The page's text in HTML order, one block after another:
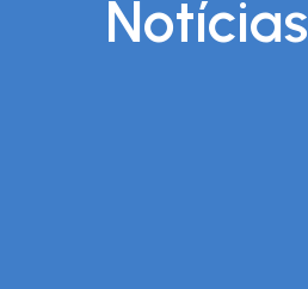
Notícias